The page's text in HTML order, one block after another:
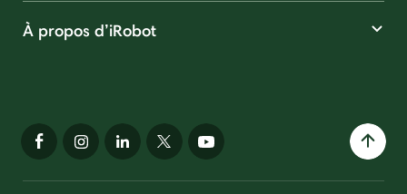
À propos d’iRobot